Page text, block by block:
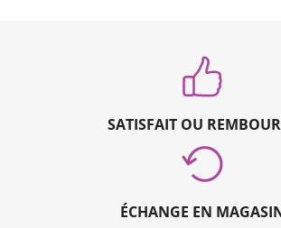
SATISFAIT OU
ÉCHANGE EN